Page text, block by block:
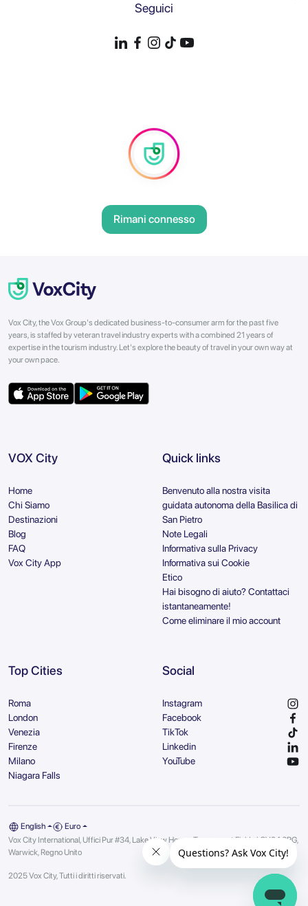
Seguici
Rimani connesso
Vox City, the Vox Group's dedicated business-to-consumer arm for the past five
years, is staffed by veteran travel industry experts with a combined 21 years of
expertise in the tourism industry. Let's explore the beauty of travel in your own way at
your own pace.
VOX City
Home
Chi Siamo
Destinazioni
Blog
FAQ
Vox City App
Quick links
Benvenuto alla nostra visita
guidata autonoma della Basilica di
San Pietro
Note Legali
Informativa sulla Privacy
Informativa sui Cookie
Etico
Hai bisogno di aiuto? Contattaci
istantaneamente!
Come eliminare il mio account
Top Cities
Roma
London
Venezia
Firenze
Milano
Niagara Falls
Social
Instagram
Facebook
TikTok
Linkedin
YouTube
English
Euro
Vox City International, Uffici Pur #34, Lake View House, Tournament Fields | CV34 6RG,
Warwick, Regno Unito
2025 Vox City, Tutti i diritti riservati.